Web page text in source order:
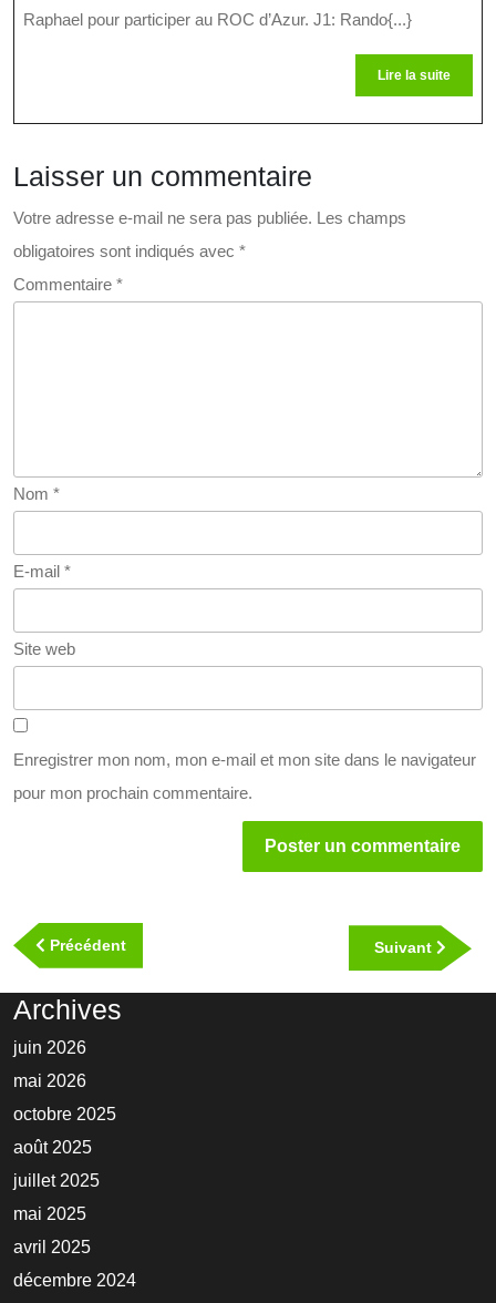
2023
Raphael pour participer au ROC d’Azur. J1: Rando{...}
Lire la suiteLire
la
Laisser un commentaire
Votre adresse e-mail ne sera pas publiée. Les champs
obligatoires sont indiqués avec *
Commentaire *
Nom *
E-mail *
Site web
Enregistrer mon nom, mon e-mail et mon site dans le navigateur
pour mon prochain commentaire.
de
l’article
PrécédentPrevious
Post
Suivant
Next
Post
Archives
juin 2026
mai 2026
octobre 2025
août 2025
juillet 2025
mai 2025
avril 2025
décembre 2024